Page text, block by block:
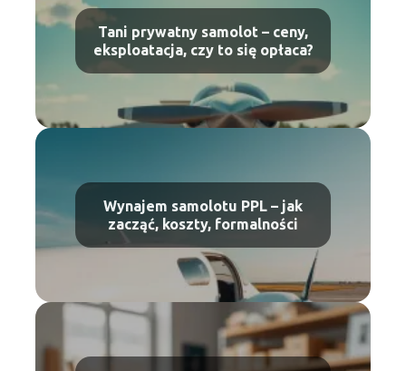
Tani prywatny samolot – ceny,
eksploatacja, czy to się opłaca?
Wynajem samolotu PPL – jak
zacząć, koszty, formalności